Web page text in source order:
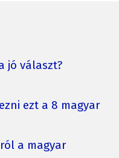
jó választ?
ezt a 8 magyar
a magyar